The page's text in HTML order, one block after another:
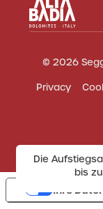
Die
bis
© 2026
Privacy
Ihre